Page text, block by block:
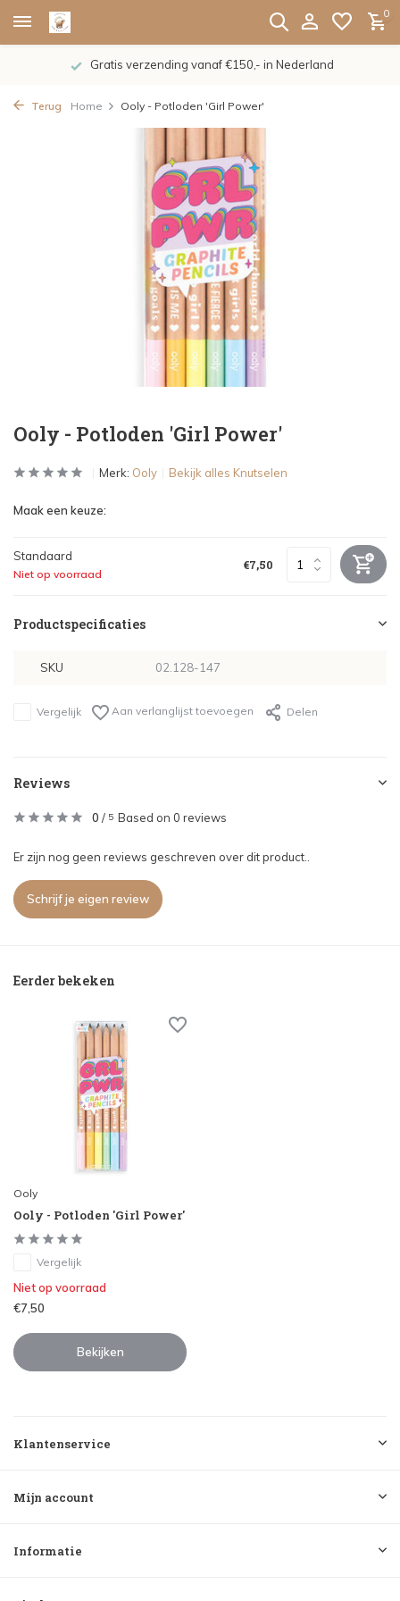
0
Gratis verzending vanaf €150,- in Nederland
Terug Home Ooly - Potloden 'Girl Power'
Ooly - Potloden 'Girl Power'
Merk: Ooly Bekijk alles Knutselen
Maak een keuze:
Standaard
Niet op voorraad
€7,50
Productspecificaties
SKU 02.128-147
Vergelijk Aan verlanglijst toevoegen Delen
Reviews
0 / 5 Based on 0 reviews
Er zijn nog geen reviews geschreven over dit product..
Schrijf je eigen review
Eerder bekeken
Ooly
Ooly - Potloden 'Girl Power'
Vergelijk
Niet op voorraad
€7,50
Bekijken
Klantenservice
Mijn account
Informatie